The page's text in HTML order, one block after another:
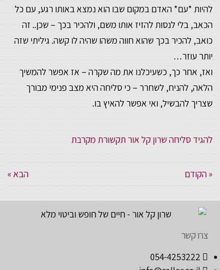
להיות *עם* האדם במקום שבו הוא נמצא באותו רגע, עם כל
הכאב, בלי לנסות להזיז אותו משם, ולהכיר בכך – שכן.. זה
כואב, להכיר בכך שהוא חווה משהו שהיה לו קשה. גיליתי שזה
יותר עוזר…
ואז, אחר כך, כשעיכלנו את מה שקרה – אז אפשר להמשיך
הלאה, להניח, לשחרר – כי סליחה היא מצב פנימי מבורך
שצריך להבשיל, ואי אפשר להאיץ בו.
להגיד סליחהשרון קל אור תקשורת מקרבת
« הקודם הבא »
צרו קשר
054-4253222